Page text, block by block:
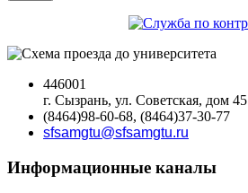
446001
г. Сызрань, ул. Советская, дом 45
(8464)98-60-68, (8464)37-30-77
sfsamgtu@sfsamgtu.ru
Информационные каналы